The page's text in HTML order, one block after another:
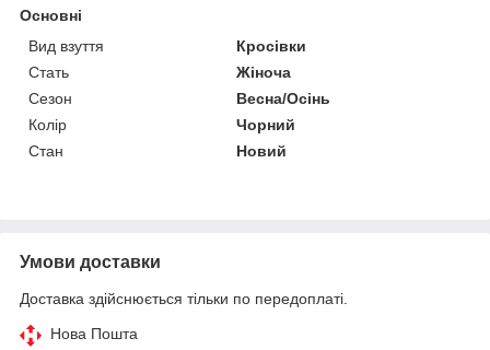
Основні
Вид взуття
Кросівки
Стать
Жіноча
Сезон
Весна/Осінь
Колір
Чорний
Стан
Новий
Умови доставки
Доставка здійснюється тільки по передоплаті.
Нова Пошта